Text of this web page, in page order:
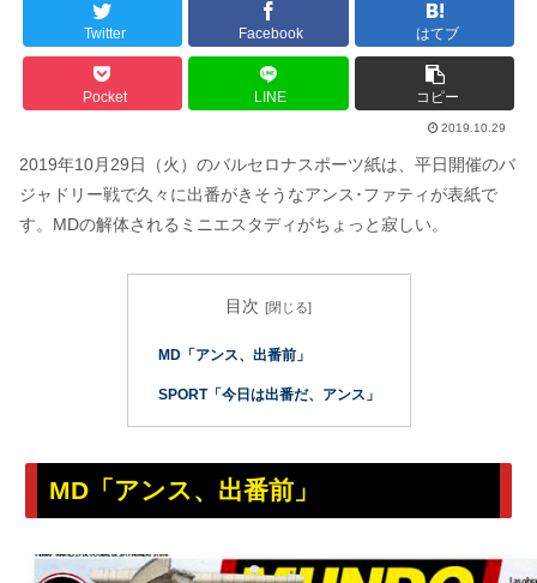
Twitter Facebook はてブ
Pocket LINE コピー
2019.10.29
2019年10月29日（火）のバルセロナスポーツ紙は、平日開催のバ
ジャドリー戦で久々に出番がきそうなアンス･ファティが表紙で
す。MDの解体されるミニエスタディがちょっと寂しい。
目次
MD「アンス、出番前」
SPORT「今日は出番だ、アンス」
MD「アンス、出番前」